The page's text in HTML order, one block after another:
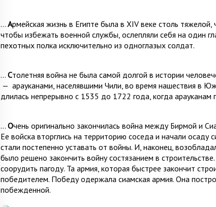
… Армейская жизнь в Египте была в XIV веке столь тяжелой,
чтобы избежать военной службы, ослепляли себя на один
пехотных полка исключительно из одноглазых солдат.
… Столетняя война не была самой долгой в истории
— арауканами, населявшими Чили, во время на­шествия в
длилась непрерывно с 1535 до 1722 года, когда арауканам
… Очень оригинально закончилась война между Бир­мой и
Ее войска вторглись на терри­торию соседа и начали осаду
стали постепенно уста­вать от войны. И, наконец,
было решено закон­чить войну состязанием в
соорудить пагоду. Та армия, которая быстрее закончит
победителем. Победу одержала сиамская армия. Она
побежденной.